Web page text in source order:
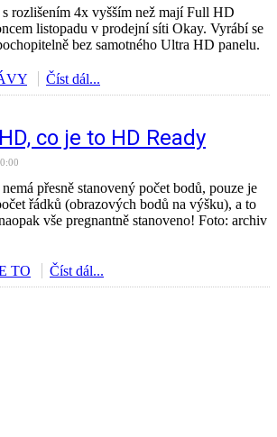
rozlišením 4x vyšším než mají Full HD
listopadu v prodejní síti Okay. Vyrábí se
bez samotného Ultra HD panelu.
Číst dál...
co je to HD Ready
přesně stanovený počet bodů, pouze je
řádků (obrazových bodů na výšku), a to
vše pregnantně stanoveno! Foto: archiv
TO Číst dál...